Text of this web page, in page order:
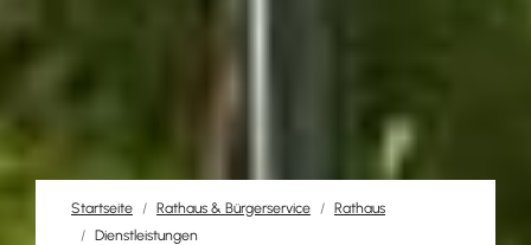
Startseite Rathaus & Bürgerservice
Rathaus
Dienstleistungen